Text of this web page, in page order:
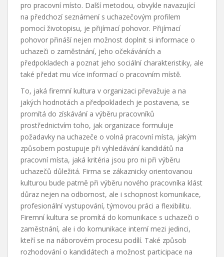
pro pracovní místo. Další metodou, obvykle navazující
na předchozí seznámení s uchazečovým profilem
pomocí životopisu, je přijímací pohovor. Přijímací
pohovor přináší nejen možnost doplnit si informace o
uchazeči o zaměstnání, jeho očekáváních a
předpokladech a poznat jeho sociální charakteristiky, ale
také předat mu více informací o pracovním místě.
To, jaká firemní kultura v organizaci převažuje a na
jakých hodnotách a předpokladech je postavena, se
promítá do získávání a výběru pracovníků
prostřednictvím toho, jak organizace formuluje
požadavky na uchazeče o volná pracovní místa, jakým
způsobem postupuje při vyhledávání kandidátů na
pracovní místa, jaká kritéria jsou pro ni při výběru
uchazečů důležitá. Firma se zákaznicky orientovanou
kulturou bude patrně při výběru nového pracovníka klást
důraz nejen na odbornost, ale i schopnost komunikace,
profesionální vystupování, týmovou práci a flexibilitu.
Firemní kultura se promítá do komunikace s uchazeči o
zaměstnání, ale i do komunikace interní mezi jedinci,
kteří se na náborovém procesu podílí. Také způsob
rozhodování o kandidátech a možnost participace na